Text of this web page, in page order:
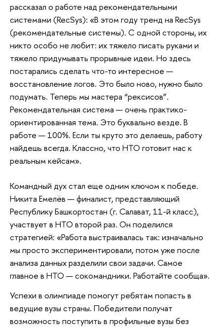
рассказал о работе над рекомендательными
системами (RecSys): «В этом году тренд на RecSys
(рекомендательные системы). С одной стороны, их
никто особо не любит: их тяжело писать руками и
тяжело придумывать прорывные идеи. Но здесь
постарались сделать что-то интересное —
восстановление логов. Это было ново, нужно было
подумать. Теперь мы мастера “рексисов”.
Рекомендательная система — очень практико-
ориентированная тема. Это буквально везде. В
работе — 100%. Если ты круто это делаешь, работу
найдешь всегда. Классно, что НТО готовит нас к
реальным кейсам».
Командный дух стал еще одним ключом к победе.
Никита Емелёв — финалист, представляющий
Республику Башкортостан (г. Салават, 11-й класс),
участвует в НТО второй раз. Он поделился
стратегией: «Работа выстраивалась так: изначально
мы просто экспериментировали, потом уже после
анализа данных разделили свои задачи. Самое
главное в НТО — сокомандники. Работайте сообща».
Успехи в олимпиаде помогут ребятам попасть в
ведущие вузы страны. Победители получат
возможность поступить в профильные вузы без